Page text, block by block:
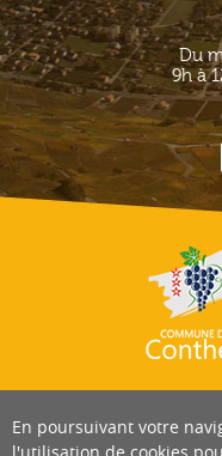
Du
9h à
En poursuivant votre